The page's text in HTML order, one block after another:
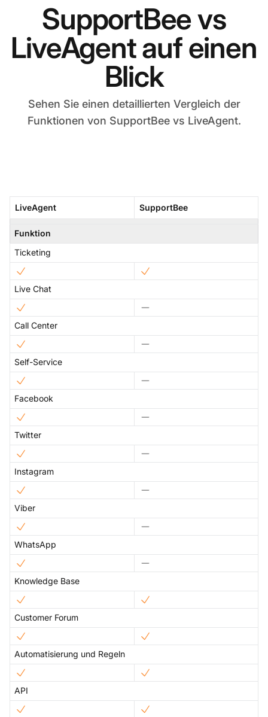
SupportBee vs
LiveAgent auf einen
Blick
Sehen Sie einen detaillierten Vergleich der
Funktionen von SupportBee vs LiveAgent.
LiveAgent SupportBee
Funktion
Ticketing
Live Chat
Call Center
Self-Service
Facebook
Twitter
Instagram
Viber
WhatsApp
Knowledge Base
Customer Forum
Automatisierung und Regeln
API